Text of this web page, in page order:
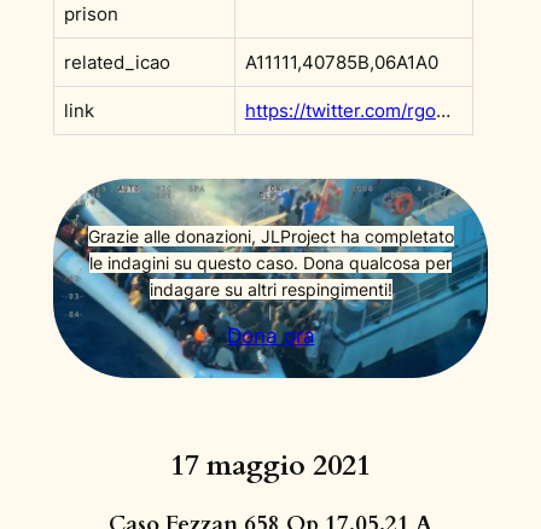
prison
related_icao A11111,40785B,06A1A0
link https://twitter.com/rgowans/status/1394394938549358597?s=20&t=PSjf1iSemDNzjKgRI2gGhQ
Grazie alle donazioni, JLProject ha completato
le indagini su questo caso. Dona qualcosa per
indagare su altri respingimenti!
Dona ora
17 maggio 2021